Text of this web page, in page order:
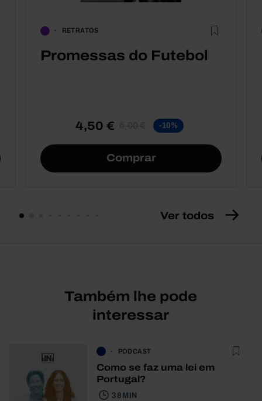
RETRATOS
Promessas do Futebol
4,50 € 5,00 € -10%
Comprar
Ver todos
Também lhe pode
interessar
PODCAST
Como se faz uma lei em
Portugal?
38 MIN